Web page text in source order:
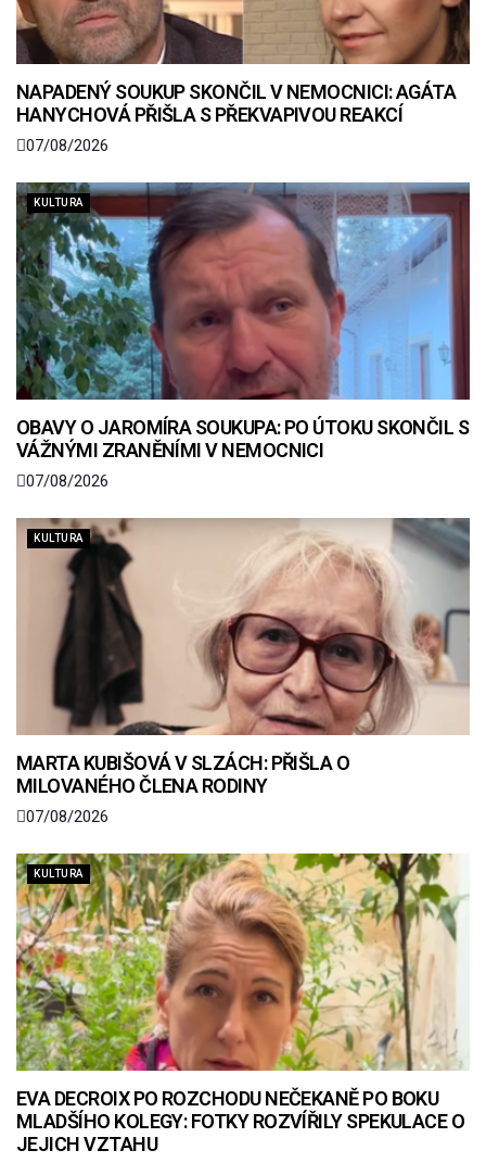
NAPADENÝ SOUKUP SKONČIL V NEMOCNICI: AGÁTA
HANYCHOVÁ PŘIŠLA S PŘEKVAPIVOU REAKCÍ
07/08/2026
KULTURA
OBAVY O JAROMÍRA SOUKUPA: PO ÚTOKU SKONČIL S
VÁŽNÝMI ZRANĚNÍMI V NEMOCNICI
07/08/2026
KULTURA
MARTA KUBIŠOVÁ V SLZÁCH: PŘIŠLA O
MILOVANÉHO ČLENA RODINY
07/08/2026
KULTURA
EVA DECROIX PO ROZCHODU NEČEKANĚ PO BOKU
MLADŠÍHO KOLEGY: FOTKY ROZVÍŘILY SPEKULACE O
JEJICH VZTAHU